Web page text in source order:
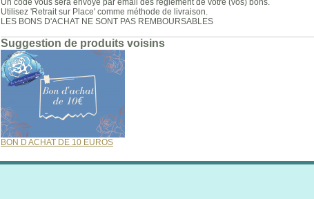
Un code vous sera envoyé par email dès réglement de votre (vos) bons.
Utilisez 'Retrait sur Place' comme méthode de livraison.
LES BONS D'ACHAT NE SONT PAS REMBOURSABLES
Suggestion de produits voisins
BON D ACHAT DE 10 EUROS